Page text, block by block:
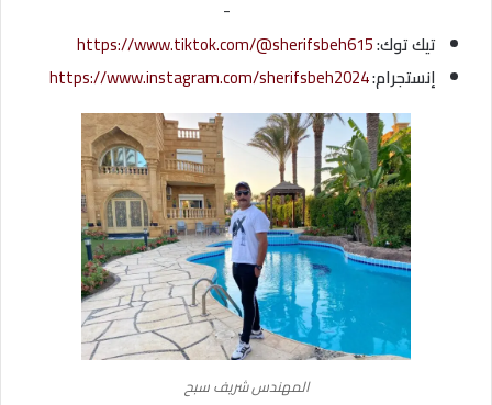
-
تيك توك:https://www.tiktok.com/@sherifsbeh615
إنستجرام:https://www.instagram.com/sherifsbeh2024
المهندس شريف سبح